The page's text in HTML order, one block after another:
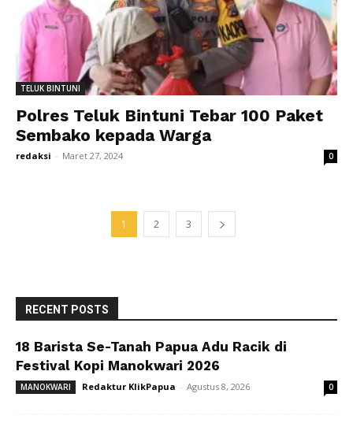
TELUK BINTUNI
Polres Teluk Bintuni Tebar 100 Paket
Sembako kepada Warga
redaksi - Maret 27, 2024 0
1 2 3
RECENT POSTS
18 Barista Se-Tanah Papua Adu Racik di
Festival Kopi Manokwari 2026
MANOKWARI Redaktur KlikPapua - Agustus 8, 2026 0